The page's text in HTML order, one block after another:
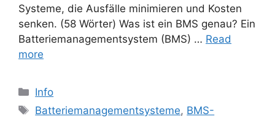
Systeme, die Ausfälle minimieren und Kosten
senken. (58 Wörter) Was ist ein BMS genau? Ein
Batteriemanagementsystem (BMS) … Read
more
Categories
Info
Tags
Batteriemanagementsysteme, BMS-